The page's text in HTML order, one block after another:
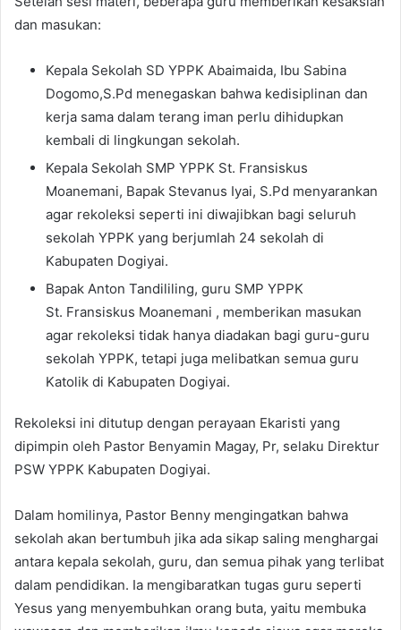
dan masukan:
Kepala Sekolah SD YPPK Abaimaida, Ibu Sabina
Dogomo,S.Pd menegaskan bahwa kedisiplinan dan
kerja sama dalam terang iman perlu dihidupkan
kembali di lingkungan sekolah.
Kepala Sekolah SMP YPPK St. Fransiskus
Moanemani, Bapak Stevanus Iyai, S.Pd menyarankan
agar rekoleksi seperti ini diwajibkan bagi seluruh
sekolah YPPK yang berjumlah 24 sekolah di
Kabupaten Dogiyai.
Bapak Anton Tandililing, guru SMP YPPK
St. Fransiskus Moanemani , memberikan masukan
agar rekoleksi tidak hanya diadakan bagi guru-guru
sekolah YPPK, tetapi juga melibatkan semua guru
Katolik di Kabupaten Dogiyai.
Rekoleksi ini ditutup dengan perayaan Ekaristi yang
dipimpin oleh Pastor Benyamin Magay, Pr, selaku Direktur
PSW YPPK Kabupaten Dogiyai.
Dalam homilinya, Pastor Benny mengingatkan bahwa
sekolah akan bertumbuh jika ada sikap saling menghargai
antara kepala sekolah, guru, dan semua pihak yang terlibat
dalam pendidikan. Ia mengibaratkan tugas guru seperti
Yesus yang menyembuhkan orang buta, yaitu membuka